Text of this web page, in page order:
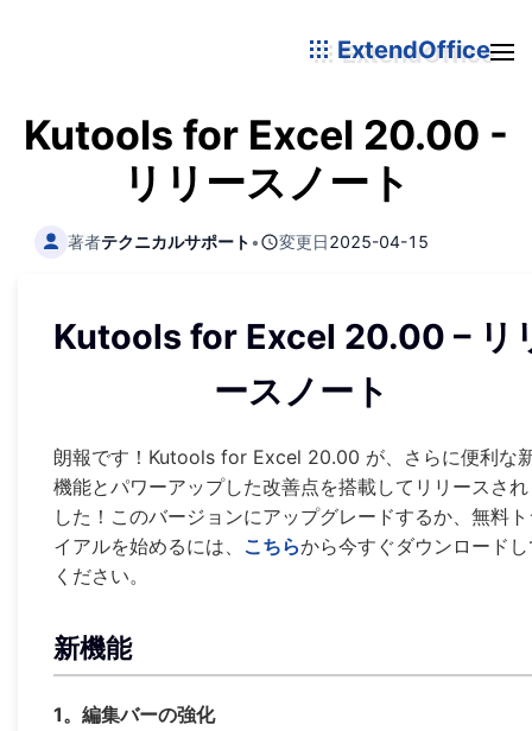
ExtendOffice
Kutools for Excel 20.00 -
リリースノート
著者テクニカルサポート• 変更日2025-04-15
Kutools for Excel 20.00 – リ
ースノート
朗報です！Kutools for Excel 20.00 が、さらに便利な
機能とパワーアップした改善点を搭載してリリースさ
した！このバージョンにアップグレードするか、無料
イアルを始めるには、 こちらから今すぐダウンロード
ください。
新機能
1。編集バーの強化